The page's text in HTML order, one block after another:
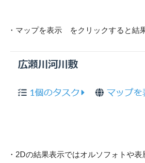
・マップを表示 をクリックすると結
・2Dの結果表示ではオルソフォトや表